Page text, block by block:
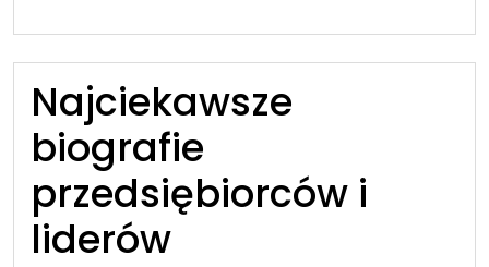
Najciekawsze
biografie
przedsiębiorców i
liderów